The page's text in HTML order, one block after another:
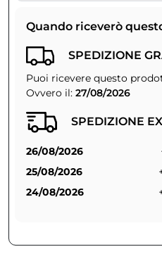
Quando riceverò
SPEDIZIONE
Puoi ricevere questo
Ovvero il: 27/08/2026
SPEDIZIONE
26/08/2026
25/08/2026
24/08/2026